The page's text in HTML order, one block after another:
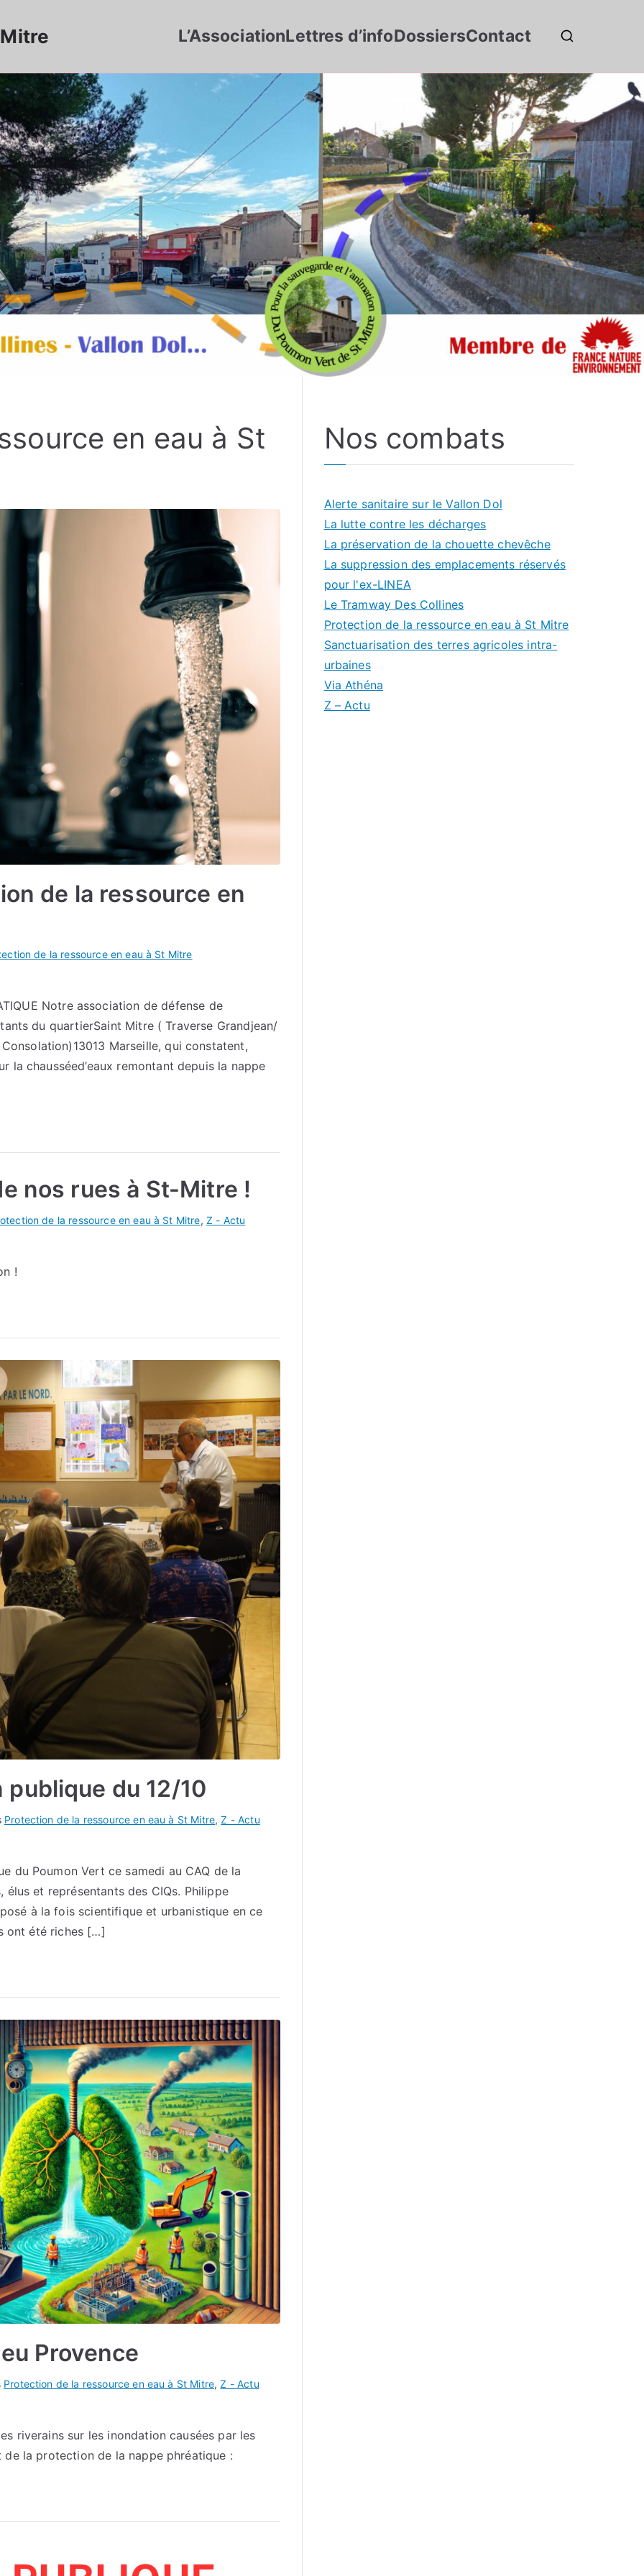
L’AssociationLettres d’infoDossiersContact
en eau à St
de la ressource en
de la ressource en eau à St Mitre
Notre association de défense de
du quartierSaint Mitre ( Traverse Grandjean/
Marseille, qui constatent,
la chausséed’eaux remontant depuis la nappe
nos rues à St-Mitre !
de la ressource en eau à St Mitre, Z - Actu
!
du 12/10
Protection de la ressource en eau à St Mitre,Z - Actu
du Poumon Vert ce samedi au CAQ de la
et représentants des CIQs. Philippe
à la fois scientifique et urbanistique en ce
ont été riches […]
Provence
Protection de la ressource en eau à St Mitre,Z - Actu
riverains sur les inondation causées par les
la protection de la nappe phréatique :
Nos combats
Alerte sanitaire sur le Vallon Dol
La lutte contre les décharges
La préservation de la chouette chevêche
La suppression des emplacements réservés
pour l'ex-LINEA
Le Tramway Des Collines
Protection de la ressource en eau à St Mitre
Sanctuarisation des terres agricoles intra-
urbaines
Via Athéna
Z – Actu